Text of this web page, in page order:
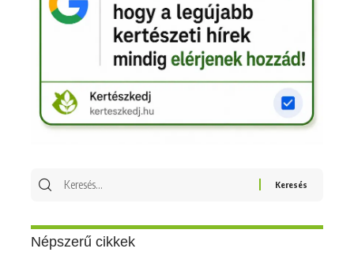
Keresés
Népszerű cikkek